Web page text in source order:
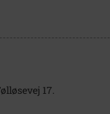
17.